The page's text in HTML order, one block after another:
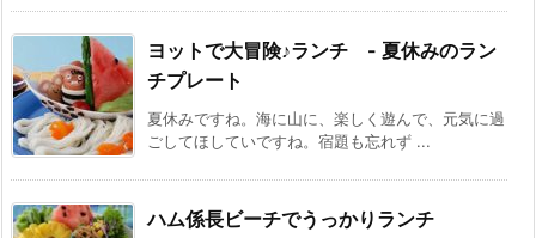
ヨットで大冒険♪ランチ - 夏休みのラン
チプレート
夏休みですね。海に山に、楽しく遊んで、元気に過
ごしてほしていですね。宿題も忘れず ...
ハム係長ビーチでうっかりランチ